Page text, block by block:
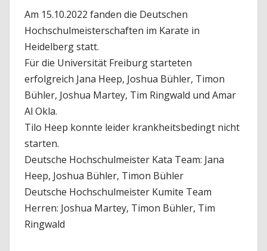
Am 15.10.2022 fanden die Deutschen
Hochschulmeisterschaften im Karate in
Heidelberg statt.
Für die Universität Freiburg starteten
erfolgreich Jana Heep, Joshua Bühler, Timon
Bühler, Joshua Martey, Tim Ringwald und Amar
Al Okla.
Tilo Heep konnte leider krankheitsbedingt nicht
starten.
Deutsche Hochschulmeister Kata Team: Jana
Heep, Joshua Bühler, Timon Bühler
Deutsche Hochschulmeister Kumite Team
Herren: Joshua Martey, Timon Bühler, Tim
Ringwald